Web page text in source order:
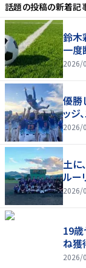
話題の投稿の新着記
鈴木
一度
2026/
優勝
ッジ
2026/
土に
ルー
2026/
19歳
ね獲
2026/